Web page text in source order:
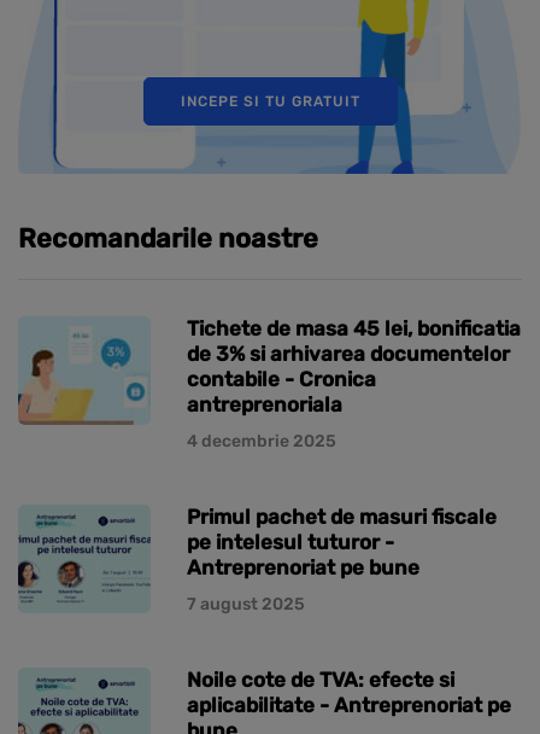
INCEPE SI TU GRATUIT
Recomandarile noastre
Tichete de masa 45 lei, bonificatia
de 3% si arhivarea documentelor
contabile - Cronica
antreprenoriala
4 decembrie 2025
Primul pachet de masuri fiscale
pe intelesul tuturor -
Antreprenoriat pe bune
7 august 2025
Noile cote de TVA: efecte si
aplicabilitate - Antreprenoriat pe